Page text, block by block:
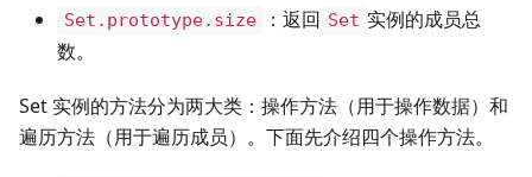
Set.prototype.size ：返回 Set 实例的成员总
数。
Set 实例的方法分为两大类：操作方法（用于操作数据）和
遍历方法（用于遍历成员）。下面先介绍四个操作方法。